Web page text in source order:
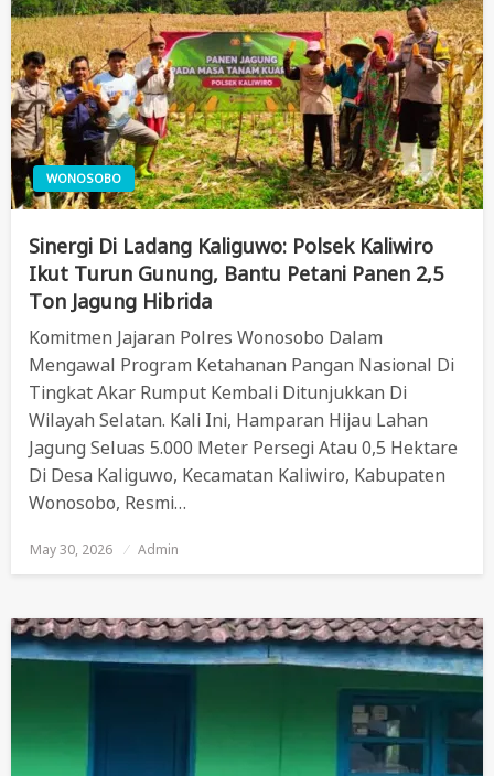
WONOSOBO
Sinergi Di Ladang Kaliguwo: Polsek Kaliwiro
Ikut Turun Gunung, Bantu Petani Panen 2,5
Ton Jagung Hibrida
Komitmen Jajaran Polres Wonosobo Dalam
Mengawal Program Ketahanan Pangan Nasional Di
Tingkat Akar Rumput Kembali Ditunjukkan Di
Wilayah Selatan. Kali Ini, Hamparan Hijau Lahan
Jagung Seluas 5.000 Meter Persegi Atau 0,5 Hektare
Di Desa Kaliguwo, Kecamatan Kaliwiro, Kabupaten
Wonosobo, Resmi…
Posted
On
May 30, 2026 Admin